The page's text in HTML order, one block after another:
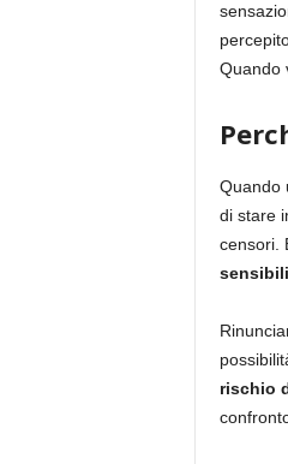
Quando
Quando
di stare
censori.
rischio